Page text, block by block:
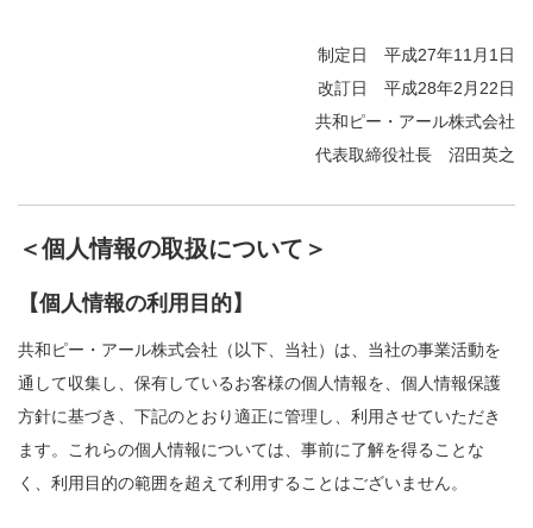
制定日 平成27年11月1日
改訂日 平成28年2月22日
共和ピー・アール株式会社
代表取締役社長 沼田英之
＜個人情報の取扱について＞
【個人情報の利用目的】
共和ピー・アール株式会社（以下、当社）は、当社の事業活動を
通して収集し、保有しているお客様の個人情報を、個人情報保護
方針に基づき、下記のとおり適正に管理し、利用させていただき
ます。これらの個人情報については、事前に了解を得ることな
く、利用目的の範囲を超えて利用することはございません。